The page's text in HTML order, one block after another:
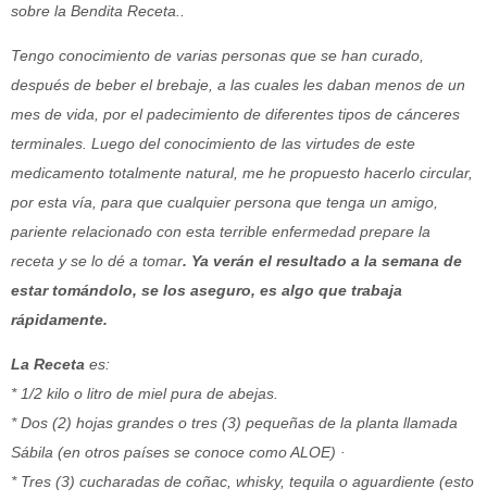
sobre la Bendita Receta..
Tengo conocimiento de varias personas que se han curado,
después de beber el brebaje, a las cuales les daban menos de un
mes de vida, por el padecimiento de diferentes tipos de cánceres
terminales. Luego del conocimiento de las virtudes de este
medicamento totalmente natural, me he propuesto hacerlo circular,
por esta vía, para que cualquier persona que tenga un amigo,
pariente relacionado con esta terrible enfermedad prepare la
receta y se lo dé a tomar. Ya verán el resultado a la semana de
estar tomándolo, se los aseguro, es algo que trabaja
rápidamente.
La Receta es:
* 1/2 kilo o litro de miel pura de abejas.
* Dos (2) hojas grandes o tres (3) pequeñas de la planta llamada
Sábila (en otros países se conoce como ALOE) ·
* Tres (3) cucharadas de coñac, whisky, tequila o aguardiente (esto